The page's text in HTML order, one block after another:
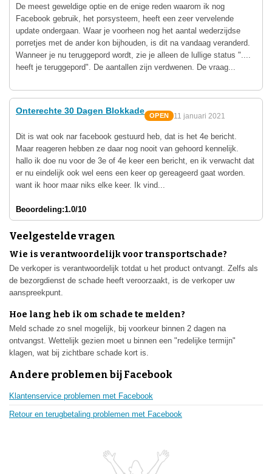
De meest geweldige optie en de enige reden waarom ik nog
Facebook gebruik, het porsysteem, heeft een zeer vervelende
update ondergaan. Waar je voorheen nog het aantal wederzijdse
porretjes met de ander kon bijhouden, is dit na vandaag veranderd.
Wanneer je nu teruggepord wordt, zie je alleen de lullige status "....
heeft je teruggepord". De aantallen zijn verdwenen. De vraag...
Onterechte 30 Dagen Blokkade OPEN 11 januari 2021
Dit is wat ook nar facebook gestuurd heb, dat is het 4e bericht.
Maar reageren hebben ze daar nog nooit van gehoord kennelijk.
hallo ik doe nu voor de 3e of 4e keer een bericht, en ik verwacht dat
er nu eindelijk ook wel eens een keer op gereageerd gaat worden.
want ik hoor maar niks elke keer. Ik vind...
Beoordeling:1.0/10
Veelgestelde vragen
Wie is verantwoordelijk voor transportschade?
De verkoper is verantwoordelijk totdat u het product ontvangt. Zelfs als
de bezorgdienst de schade heeft veroorzaakt, is de verkoper uw
aanspreekpunt.
Hoe lang heb ik om schade te melden?
Meld schade zo snel mogelijk, bij voorkeur binnen 2 dagen na
ontvangst. Wettelijk gezien moet u binnen een "redelijke termijn"
klagen, wat bij zichtbare schade kort is.
Andere problemen bij Facebook
Klantenservice problemen met Facebook
Retour en terugbetaling problemen met Facebook